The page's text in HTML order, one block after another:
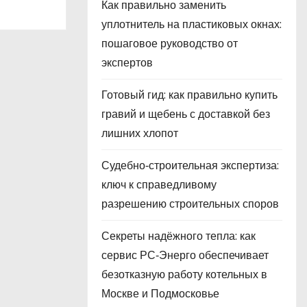
Как правильно заменить
уплотнитель на пластиковых окнах:
пошаговое руководство от
экспертов
Готовый гид: как правильно купить
гравий и щебень с доставкой без
лишних хлопот
Судебно‑строительная экспертиза:
ключ к справедливому
разрешению строительных споров
Секреты надёжного тепла: как
сервис РС‑Энерго обеспечивает
безотказную работу котельных в
Москве и Подмосковье